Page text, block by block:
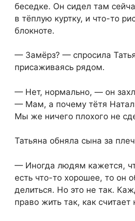
беседке. Он сидел там
в тёплую куртку, и что-то
блокноте.
— Замёрз? — спросила
присаживаясь рядом.
— Нет, нормально, — он
— Мам, а почему тётя
Мы же ничего плохого не
Татьяна обняла сына за
— Иногда людям кажется,
есть что-то хорошее, то он
делиться. Но это не так.
право жить так, как